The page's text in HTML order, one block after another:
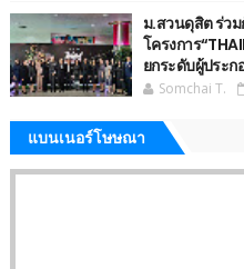
ม.สวนดุสิต ร่ว
โครงการ
ยกระดับผู้ประ
Somchai T.
แบนเนอร์โษษณา